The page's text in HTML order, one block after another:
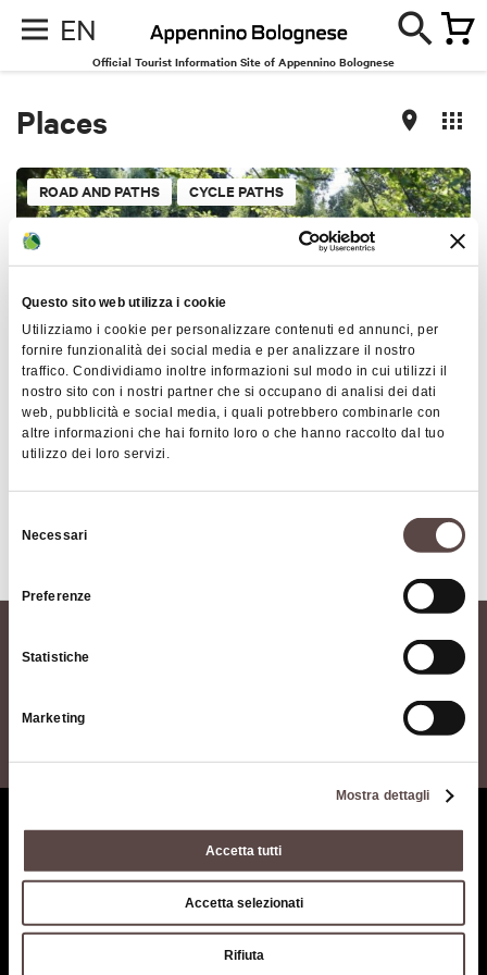
Questo sito web utilizza i cookie
Utilizziamo i cookie per personalizzare contenuti ed annunci, per
fornire funzionalità dei social media e per analizzare il nostro
traffico. Condividiamo inoltre informazioni sul modo in cui utilizzi il
nostro sito con i nostri partner che si occupano di analisi dei dati
web, pubblicità e social media, i quali potrebbero combinarle con
altre informazioni che hai fornito loro o che hanno raccolto dal tuo
utilizzo dei loro servizi.
delNecessari
Preferenze
Statistiche
Marketing
Mostra dettagli
Accetta tutti
Accetta selezionati
Rifiuta
EN
Official Tourist Information Site of Appennino Bolognese
Places
ROAD AND PATHS CYCLE PATHS
Biking along the canals from Casalecchio to
Who we are
Contacts
The territory of the
Appennino Bolognese area
Bologna-Modena Tourist
Territory
Appennino Slow - viaggiatori
dell'altra montagna